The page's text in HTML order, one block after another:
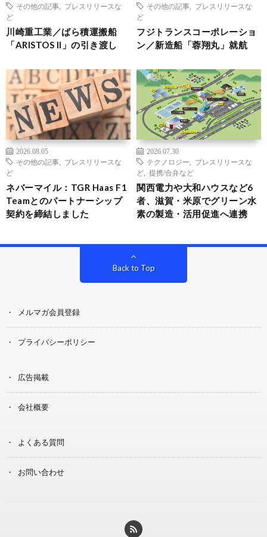
その他の記事
プレスリリースな
ど
川崎重工業／ばら積運搬船
「ARISTOS II」の引き渡し
その他の記事
プレスリリースな
ど
フジトランスコーポレーショ
ン／新造船「蓉翔丸」就航
2026.08.05
その他の記事
プレスリリースな
ど
ネバーマイル：TGR Haas F1
Teamとのパートナーシップ
契約を締結しました
2026.07.30
テクノロジー
プレスリリースな
ど
提携/合弁など
関西電力や大和ハウスなど6
者、滋賀・米原でグリーン水
素の製造・活用促進へ連携
Back to Top
メルマガ会員登録
プライバシーポリシー
広告掲載
会社概要
よくある質問
お問い合わせ